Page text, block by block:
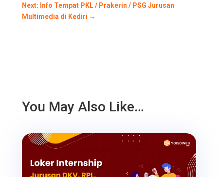
Next: Info Tempat PKL / Prakerin / PSG Jurusan
Multimedia di Kediri →
You May Also Like…